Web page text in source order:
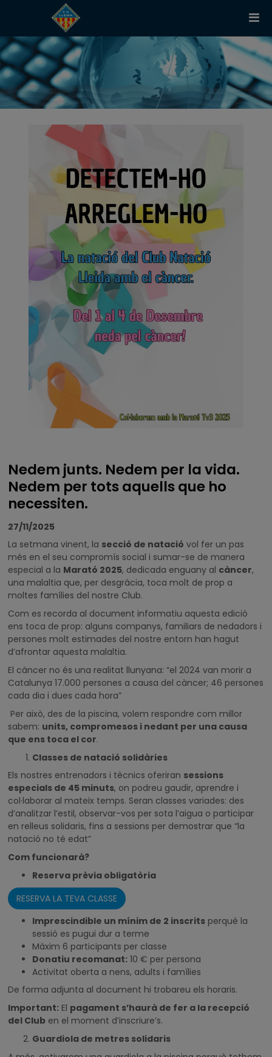
Nedem junts. Nedem per la vida.
Nedem per tots aquells que ho
necessiten.
27/11/2025
La setmana vinent, la secció de natació vol fer un pas
més en el seu compromís social i sumar-se de manera
especial a la Marató 2025, dedicada enguany al càncer,
una malaltia que, per desgràcia, toca molt de prop a
moltes famílies del nostre Club.
Com es recorda al document informatiu aquesta edició
ens toca de prop: alguns companys, familiars de nedadors i
persones molt estimades del nostre entorn han hagut
d’afrontar aquesta malaltia.
El càncer no és una realitat llunyana: “el 2024 van morir a
Catalunya 17.000 persones a causa del càncer; 46 persones
cada dia i dues cada hora”
Per això, des de la piscina, volem respondre com millor
sabem: units, compromesos i nedant per una causa
que ens toca el cor.
Classes de natació solidàries
Els nostres entrenadors i tècnics oferiran sessions
especials de 45 minuts, on podreu gaudir, aprendre i
col·laborar al mateix temps. Seran classes variades: des
d’analitzar l’estil, observar-vos per sota l’aigua o participar
en relleus solidaris, fins a sessions per demostrar que “la
natació no té edat”
Com funcionarà?
Reserva prèvia obligatòria
RESERVA LA TEVA CLASSE
Imprescindible un mínim de 2 inscrits perquè la
sessió es pugui dur a terme
Màxim 6 participants per classe
Donatiu recomanat: 10 € per persona
Activitat oberta a nens, adults i famílies
De forma adjunta al document hi trobareu els horaris.
Important: El pagament s’haurà de fer a la recepció
del Club en el moment d’inscriure’s.
Guardiola de metres solidaris